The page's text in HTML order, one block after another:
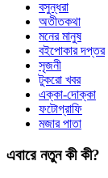
বসুন্ধরা
অতীতকথা
মনের মানুষ
বইপোকার দপ্তর
সৃজনী
টুকরো খবর
এক্কা-দোক্কা
ফটোগ্রাফি
মজার পাতা
এবারে নতুন কী কী?